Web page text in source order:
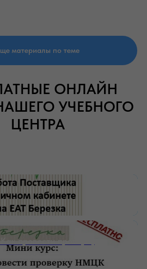
материалы по теме
ОНЛАЙН
УЧЕБНОГО
ЦЕНТРА
провести проверку